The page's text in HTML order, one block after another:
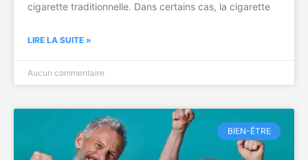
cigarette traditionnelle. Dans certains cas, la cigarette
LIRE LA SUITE »
Aucun commentaire
BIEN-ÊTRE